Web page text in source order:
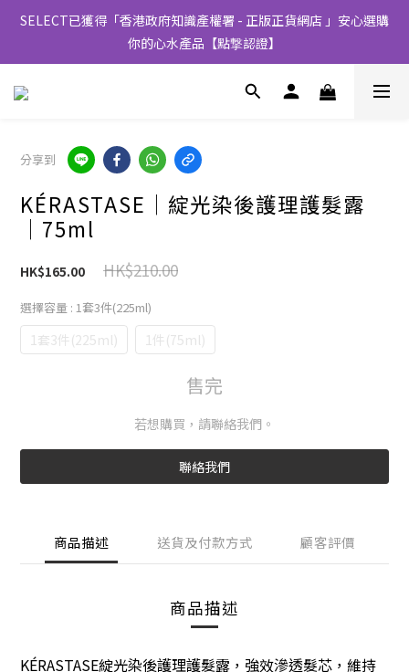
SELECT已獲得「香港政府知識產權署 - 正版正貨網店 」安心選購
你的心水產品【點撃認證】
分享到
KÉRASTASE│綻光染後護理護髮露
│75ml
HK$210.00
HK$165.00
選擇容量 : 1套3件(225ml)
1套3件(225ml) 1件(75ml)
售完
若想購買，請聯絡我們。
聯絡我們
商品描述 送貨及付款方式 顧客評價
商品描述
KÉRASTASE綻光染後護理護髮露 ，強效滲透髮芯 ， 維持